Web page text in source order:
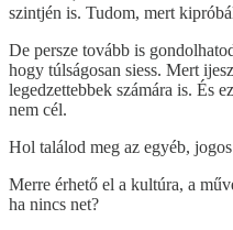
szintjén is. Tudom, mert
De persze tovább is
hogy túlságosan siess. Mert
legedzettebbek számára is. És
nem cél.
Hol találod meg az egyéb,
Merre érhető el a kultúra, a
ha nincs net?